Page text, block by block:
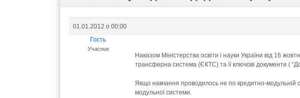
01.01.2012 о 00:00
Гость
Учасник
Наказом Міністерства освіти і науки України від 16
трансферна система (ЄКТС) та її ключові документи (
Якщо навчання проводилось не по кредитно-
модульної системи.